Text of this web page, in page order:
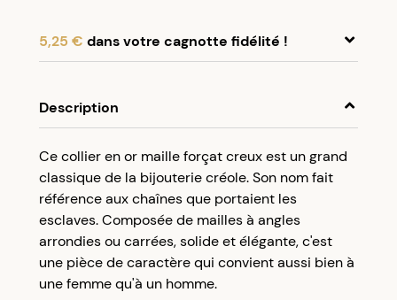
5,25 € dans votre cagnotte fidélité !
compte client et cumulez 5% de vos achats dans
votre cagnotte fidélité sans minimum d’achat.
Utilisez votre cagnotte de fidélité dès votre
prochaine commande à partir de 50€ d’achats.
Description
Ce collier en or maille forçat creux est un grand
classique de la bijouterie créole. Son nom fait
référence aux chaînes que portaient les
esclaves. Composée de mailles à angles
arrondies ou carrées, solide et élégante, c'est
une pièce de caractère qui convient aussi bien à
une femme qu'à un homme.